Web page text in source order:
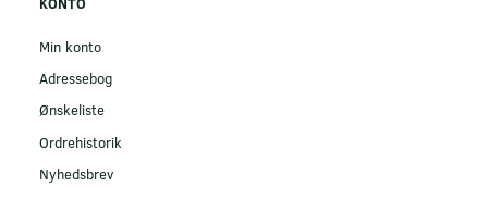
Min konto
Adressebog
Ønskeliste
Ordrehistorik
Nyhedsbrev